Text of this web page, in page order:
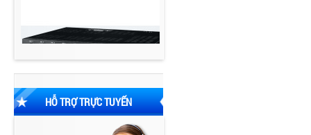
HỖ TRỢ TRỰC TUYẾN